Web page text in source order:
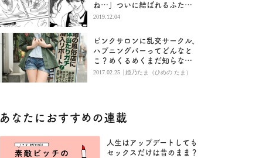
ね…」ついに結ばれるふたり
／ローターボーイズ（６）
2019.12.04
ピンクサロンに乱交サークル、
ハプニングバーってどんなと
こ？めくるめくまだ知らない
アングラな世界
2017.02.25 | 姫乃たま（ひめの たま）
あなたにおすすめの連載
人生はアップデートしても
セックスだけは昔のまま？